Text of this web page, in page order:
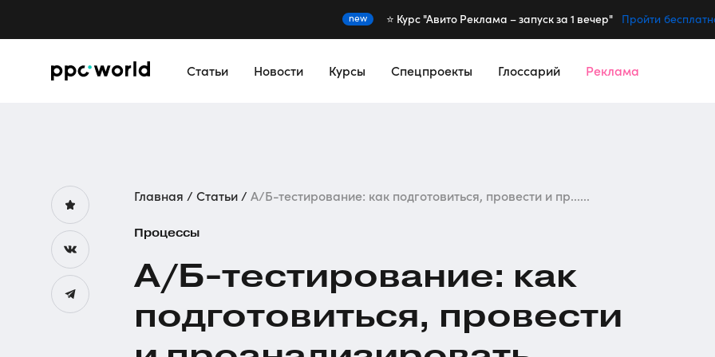
new ⭐️ Курс "Авито Реклама – запуск за 1 вечер" Пройти
Статьи Новости Курсы Спецпроекты Глоссарий Реклама
Главная Статьи A/Б-тестирование: как подготовиться, провести и пр......
Процессы
A/Б-тестирование: как
подготовиться, провести